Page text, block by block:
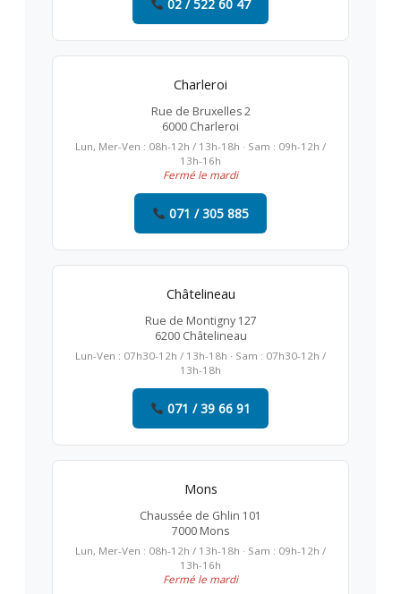
02 / 522 60 47
Charleroi
Rue de Bruxelles 2
6000 Charleroi
Lun, Mer-Ven : 08h-12h / 13h-18h · Sam : 09h-12h /
13h-16h
Fermé le mardi
071 / 305 885
Châtelineau
Rue de Montigny 127
6200 Châtelineau
Lun-Ven : 07h30-12h / 13h-18h · Sam : 07h30-12h /
13h-18h
071 / 39 66 91
Mons
Chaussée de Ghlin 101
7000 Mons
Lun, Mer-Ven : 08h-12h / 13h-18h · Sam : 09h-12h /
13h-16h
Fermé le mardi